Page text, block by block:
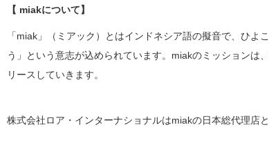
【 miakについて】
「miak」（ミアック）とはインドネシア語の擬音で、ひ
う」という意志が込められています。miakのミッションは
リースしていきます。
株式会社ロア・インターナショナルはmiakの日本総代理店